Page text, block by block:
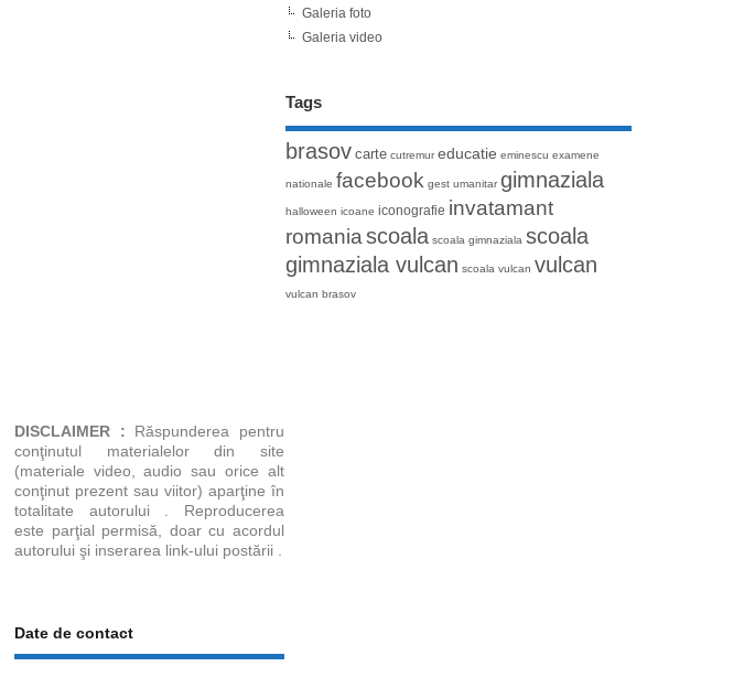
Galeria foto
Galeria video
Tags
brasov carte cutremur educatie eminescu examene
nationale facebook gest umanitar gimnaziala
halloween icoane iconografie invatamant
romania scoala scoala gimnaziala scoala
gimnaziala vulcan scoala vulcan vulcan
vulcan brasov
DISCLAIMER : Răspunderea pentru
conţinutul materialelor din site
(materiale video, audio sau orice alt
conţinut prezent sau viitor) aparţine în
totalitate autorului . Reproducerea
este parţial permisă, doar cu acordul
autorului şi inserarea link-ului postării .
Date de contact